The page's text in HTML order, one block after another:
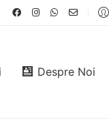
Despre Noi